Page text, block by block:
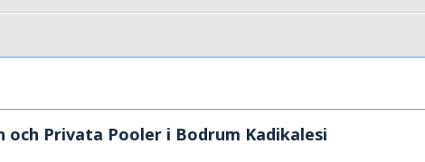
Privata Pooler i Bodrum Kadikalesi